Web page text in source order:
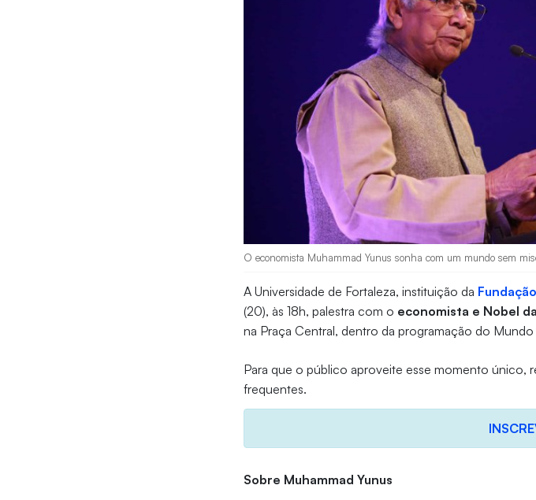
O economista Muhammad Yunus sonha com um mundo sem
A Universidade de Fortaleza, instituição da
(20), às 18h, palestra com o economista e Nobel
na Praça Central, dentro da programação do
Para que o público aproveite esse momento único,
frequentes.
Sobre Muhammad Yunus